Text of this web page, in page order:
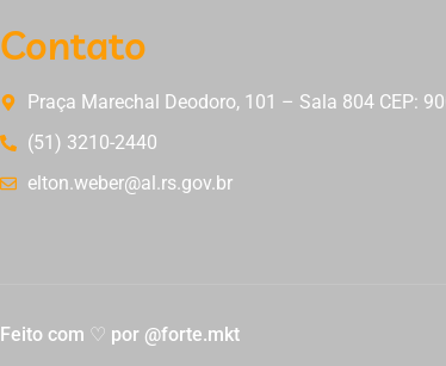
Contato
Praça Marechal Deodoro, 101 – Sala 804 CEP:
(51) 3210-2440
elton.weber@al.rs.gov.br
Feito com ♡ por @forte.mkt